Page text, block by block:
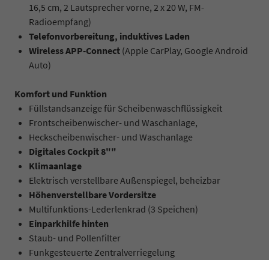
16,5 cm, 2 Lautsprecher vorne, 2 x 20 W, FM-
Radioempfang)
Telefonvorbereitung, induktives Laden
Wireless APP-Connect (Apple CarPlay, Google Android
Auto)
Komfort und Funktion
Füllstandsanzeige für Scheibenwaschflüssigkeit
Frontscheibenwischer- und Waschanlage,
Heckscheibenwischer- und Waschanlage
Digitales Cockpit 8""
Klimaanlage
Elektrisch verstellbare Außenspiegel, beheizbar
Höhenverstellbare Vordersitze
Multifunktions-Lederlenkrad (3 Speichen)
Einparkhilfe hinten
Staub- und Pollenfilter
Funkgesteuerte Zentralverriegelung